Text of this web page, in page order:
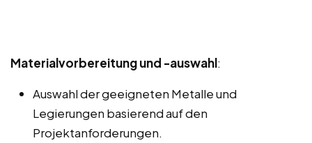
Materialvorbereitung und -auswahl:
Auswahl der geeigneten Metalle und
Legierungen basierend auf den
Projektanforderungen.